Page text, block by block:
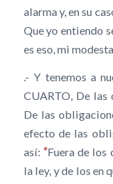
alarma y, en su
Que yo entiendo
es eso, mi
.- Y tenemos a
CUARTO, De
De las
efecto de las
así: “Fuera de los
la ley, y de los en